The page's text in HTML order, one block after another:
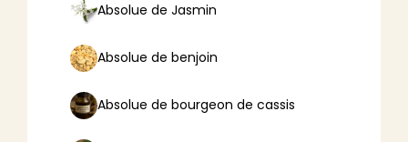
Absolue de Jasmin
Absolue de benjoin
Absolue de bourgeon de cassis